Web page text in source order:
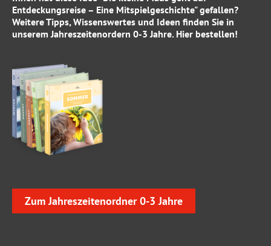
Entdeckungsreise – Eine Mitspielgeschichte" gefallen?
Weitere Tipps, Wissenswertes und Ideen finden Sie in
unseremJahreszeitenordern 0-3 Jahre. Hier bestellen!
Zum Jahreszeitenordner 0-3 Jahre